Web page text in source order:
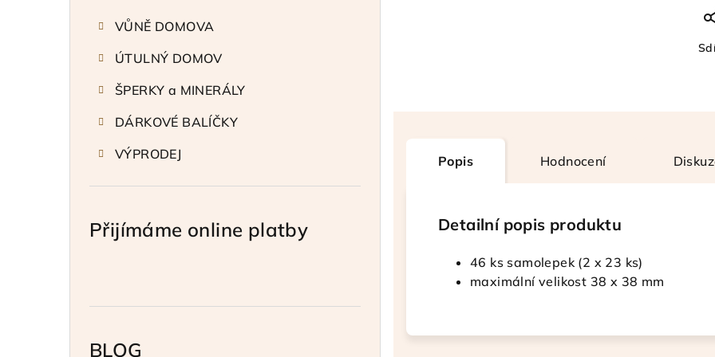
VŮNĚ DOMOVA
ÚTULNÝ DOMOV
ŠPERKY a MINERÁLY
DÁRKOVÉ BALÍČKY
VÝPRODEJ
Přijímáme online platby
BLOG
Popis Hodnocení
Detailní popis produktu
46 ks samolepek (2 x 23 ks)
maximální velikost 38 x 38 mm